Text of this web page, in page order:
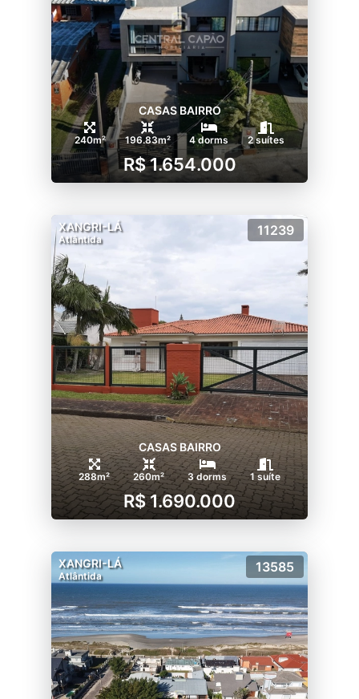
CASAS BAIRRO
240m² 196.83m² 4 dorms 2 suítes
R$ 1.654.000
XANGRI-LÁ
Atlântida
11239
CASAS BAIRRO
288m² 260m² 3 dorms 1 suíte
R$ 1.690.000
XANGRI-LÁ
Atlântida
13585